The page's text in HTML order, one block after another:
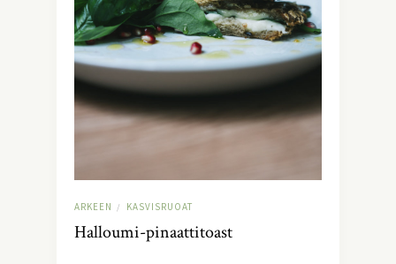
ARKEEN / KASVISRUOAT
Halloumi-pinaattitoast